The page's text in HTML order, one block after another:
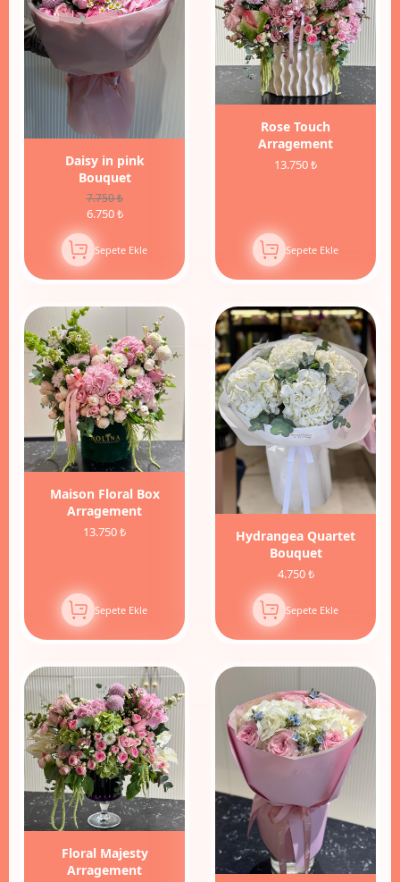
Daisy in pink
Bouquet
7.750 ₺
6.750 ₺
Sepete Ekle
Rose Touch
Arragement
13.750 ₺
Sepete Ekle
Maison Floral Box
Arragement
13.750 ₺
Sepete Ekle
Hydrangea Quartet
Bouquet
4.750 ₺
Sepete Ekle
Floral Majesty
Arragement